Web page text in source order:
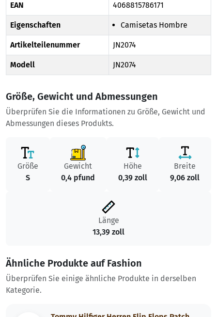
EAN 4068815786171
Eigenschaften Camisetas Hombre
Artikelteilenummer JN2074
Modell JN2074
Größe, Gewicht und Abmessungen
Überprüfen Sie die Informationen zu Größe, Gewicht und
Abmessungen dieses Produkts.
Größe
S
Gewicht
0,4 pfund
Höhe
0,39 zoll
Breite
9,06 zoll
Länge
13,39 zoll
Ähnliche Produkte auf Fashion
Überprüfen Sie einige ähnliche Produkte in derselben
Kategorie.